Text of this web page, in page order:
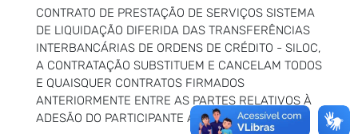
CONTRATO DE PRESTAÇÃO DE SERVIÇOS SISTEMA
DE LIQUIDAÇÃO DIFERIDA DAS TRANSFERÊNCIAS
INTERBANCÁRIAS DE ORDENS DE CRÉDITO - SILOC,
A CONTRATAÇÃO SUBSTITUEM E CANCELAM TODOS
E QUAISQUER CONTRATOS FIRMADOS
ANTERIORMENTE ENTRE AS PARTES RELATIVOS À
ADESÃO DO PARTICIPANTE AO "SILOC"